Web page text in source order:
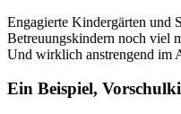
Engagierte Kindergärten und
Betreuungskindern noch viel
Und wirklich anstrengend im
Ein Beispiel,